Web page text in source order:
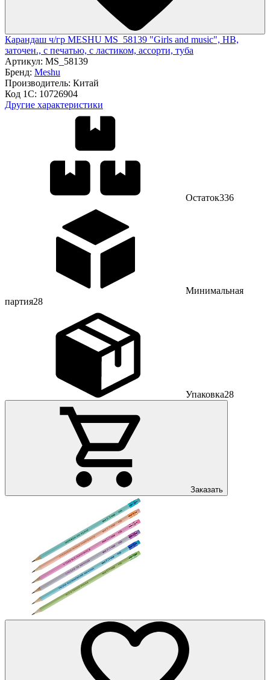
Карандаш ч/гр MESHU MS_58139 "Girls and music", HB,
заточен., с печатью, с ластиком, ассорти, туба
Артикул: MS_58139
Бренд: Meshu
Производитель: Китай
Код 1С: 10726904
Другие характеристики
Остаток336
Минимальная
партия28
Упаковка28
Заказать